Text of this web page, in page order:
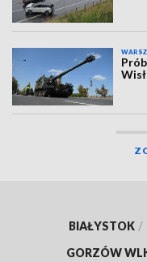
BIAŁYSTOK /
GORZÓW